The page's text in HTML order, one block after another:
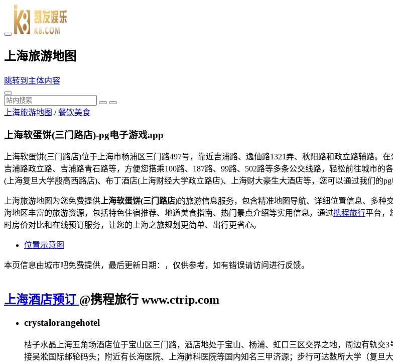
上海旅游地图
跳转到主体内容
上海旅游地图 /餐饮美食
上海软蛋饼(三门路店)-pg电子游戏app
上海软蛋饼(三门路店)位于上海市杨浦区三门路497号，靠近吉浦路、逸仙路1321弄、秋阳路和政立路辅路。
吉浦路政立路、吉浦路青石路等，方便您搭乘100路、187路、99路、502路等多条公交线路，轻松前往城市
(上海复旦大学殷高西路店)、布丁酒店(上海财经大学政立路店)、上海财大豪生大酒店等，您可以通过我们的
上海旅游地图为您免费提供 上海软蛋饼(三门路店)的旅游信息服务，包含精准地图导航、详细位置信息、多种
海地区丰富的旅游资源，包括特色住宿推荐、地道美食指南、热门景点介绍等实用信息。通过携程旅行平台，
时房价对比和在线预订服务，让您的上海之旅规划更简单、出行更省心。
位置示意图
本页信息由城市吧免费提供，最后更新日期：，仅供参考，如有错误请访问进行反馈。
上海酒店预订 @携程旅行 www.ctrip.com
crystalorangehotel
桔子水晶上海五角场酒店位于宝山区三门路，酒店地处于宝山、杨浦、虹口三区交界之地，周边有轨
接吴淞国际邮轮码头；附近有长海医院、上海肺科医院等国内知名三甲济源；步行可达数所大学（复旦